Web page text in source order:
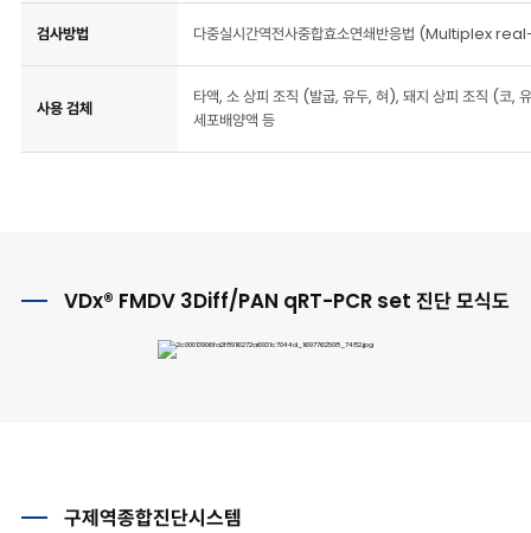
검사방법 다중실시간역전사중합효소연쇄반응법 (Multiplex
사용 검체
타액, 소 상피 조직 (발굽, 유두, 혀), 돼지 상피 조직 (코,
세포배양액 등
VDx® FMDV 3Diff/PAN qRT-PCR set 진단 모식도
구제역종합진단시스템